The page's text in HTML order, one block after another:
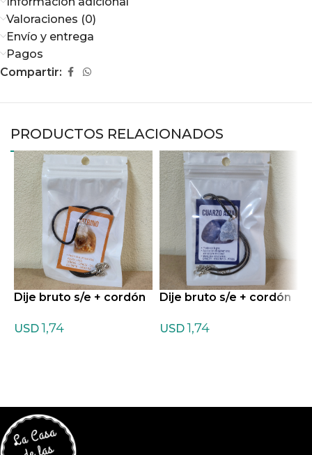
Valoraciones (0)
Envío y entrega
Pagos
Compartir:
PRODUCTOS RELACIONADOS
Dije bruto s/e + cordón
USD 1,74
Dije bruto s/e + cordón
USD 1,74